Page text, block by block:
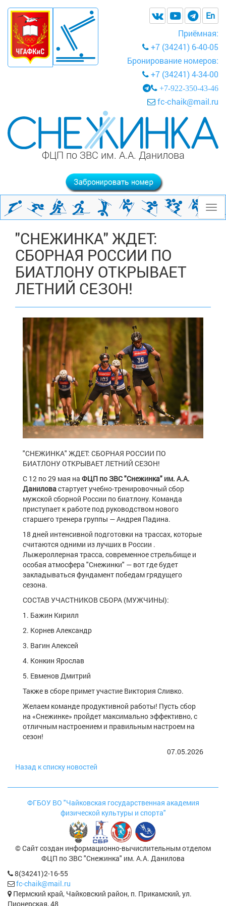
En
Приёмная:
+7 (34241) 6-40-05
Бронирование номеров:
+7 (34241) 4-34-00
+7-922-350-43-46
fc-chaik@mail.ru
ФЦП по ЗВС им. А.А. Данилова
"СНЕЖИНКА" ЖДЕТ:
СБОРНАЯ РОССИИ ПО
БИАТЛОНУ ОТКРЫВАЕТ
ЛЕТНИЙ СЕЗОН!
"СНЕЖИНКА" ЖДЕТ: СБОРНАЯ РОССИИ ПО
БИАТЛОНУ ОТКРЫВАЕТ ЛЕТНИЙ СЕЗОН!
С 12 по 29 мая на ФЦП по ЗВС "Снежинка" им. А.А.
Даниловастартует учебно-тренировочный сбор
мужской сборной России по биатлону. Команда
приступает к работе под руководством нового
старшего тренера группы — Андрея Падина.
18 дней интенсивной подготовки на трассах, которые
считаются одними из лучших в России .
Лыжероллерная трасса, современное стрельбище и
особая атмосфера "Снежинки" — вот где будет
закладываться фундамент победам грядущего
сезона.
СОСТАВ УЧАСТНИКОВ СБОРА (МУЖЧИНЫ):
1. Бажин Кирилл
2. Корнев Александр
3. Вагин Алексей
4. Конкин Ярослав
5. Евменов Дмитрий
Также в сборе примет участие Виктория Сливко.
Желаем команде продуктивной работы! Пусть сбор
на «Снежинке» пройдет максимально эффективно, с
отличным настроением и правильным настроем на
сезон!
07.05.2026
Назад к списку новостей
ФГБОУ ВО "Чайковская государственная академия
физической культуры и спорта"
© Сайт создан информационно-вычислительным отделом
ФЦП по ЗВС "Снежинка" им. А.А. Данилова
8(34241)2-16-55
fc-chaik@mail.ru
Пермский край, Чайковский район, п. Прикамский, ул.
Пионерская, 48